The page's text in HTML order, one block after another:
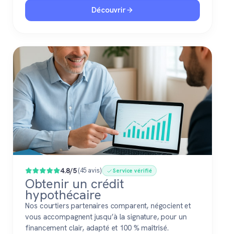
Découvrir
4.8/5(45 avis) Service vérifié
Obtenir un crédit
hypothécaire
Nos courtiers partenaires comparent, négocient et
vous accompagnent jusqu’à la signature, pour un
financement clair, adapté et 100 % maîtrisé.